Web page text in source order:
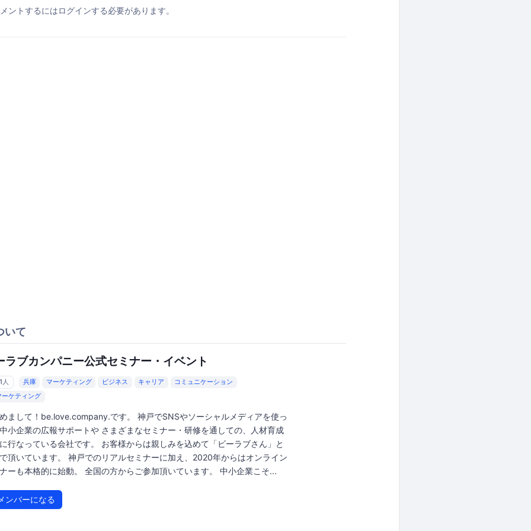
ントするにはログインする必要があります。
いて
ラブカンパニー公式セミナー・イベント
人 兵庫 マーケティング ビジネス キャリア
コミュニケーション
ーケティング
まして！be.love.company.です。 神戸でSNSやソーシャルメディアを使っ
小企業の広報サポートや さまざまなセミナー・研修を通しての、人材育成
行なっている会社です。 お客様からは親しみを込めて「ビーラブさん」と
頂いています。 神戸でのリアルセミナーに加え、2020年からはオンライン
ーも本格的に始動。 全国の方からご参加頂いています。 中小企業こそ...
ンバーになる